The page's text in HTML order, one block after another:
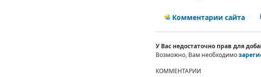
Комментарии сайта
У Вас недостаточно прав для
Возможно, Вам необходимо
КОММЕНТАРИИ